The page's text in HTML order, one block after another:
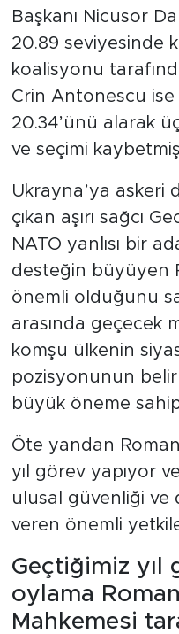
Başkanı Nicusor
20.89 seviyesinde
koalisyonu
Crin Antonescu ise
20.34’ünü alarak
ve seçimi
Ukrayna’ya askeri
çıkan aşırı sağcı
NATO yanlısı bir
desteğin büyüyen
önemli olduğunu
arasında geçecek
komşu ülkenin
pozisyonunun
büyük öneme
Öte yandan
yıl görev yapıyor
ulusal güvenliği ve
veren önemli
Geçtiğimiz yıl
oylama
Mahkemesi